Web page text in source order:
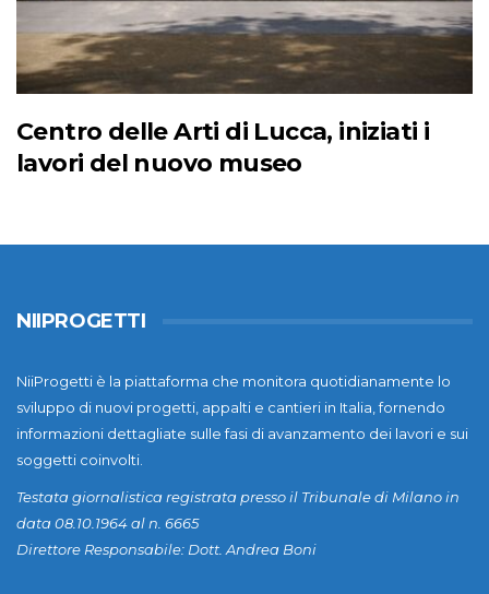
Centro delle Arti di Lucca, iniziati i
lavori del nuovo museo
NIIPROGETTI
NiiProgetti è la piattaforma che monitora quotidianamente lo
sviluppo di nuovi progetti, appalti e cantieri in Italia, fornendo
informazioni dettagliate sulle fasi di avanzamento dei lavori e sui
soggetti coinvolti.
Testata giornalistica registrata presso il Tribunale di Milano in
data 08.10.1964 al n. 6665
Direttore Responsabile: Dott. Andrea Boni